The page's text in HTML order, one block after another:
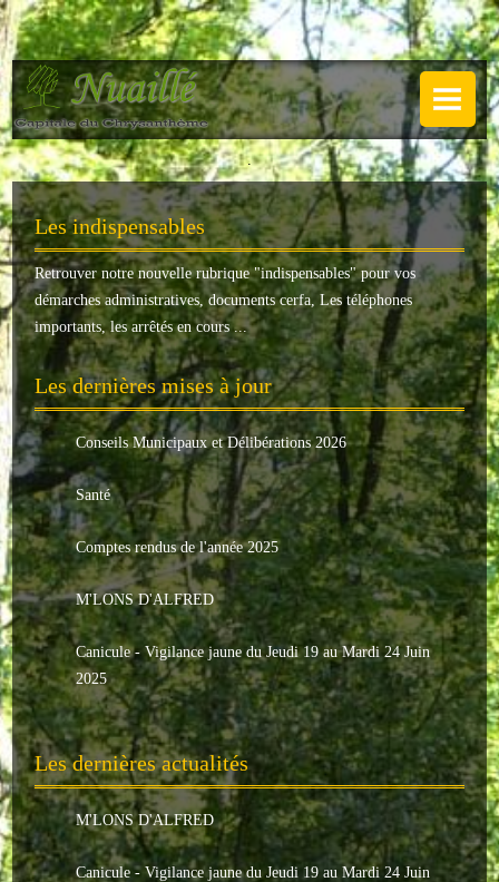
NUAILLÉ
Plan de Nuaillé
Sentiers pédestres
Guide annuel
Histoire
Galerie
LA MAIRIE
Horaires
Agence postale
Le conseil municipal
Les élus
Les commissions
Les comptes rendus
Le personnel communal
L'Echo de Nuaillé
Tarifs et locations
Galeries photos
.
Les indispensables
Retrouver notre nouvelle rubrique "indispensables" pour vos
démarches administratives, documents cerfa, Les téléphones
importants, les arrêtés en cours ...
Les dernières mises à jour
Conseils Municipaux et Délibérations 2026
Santé
Comptes rendus de l'année 2025
M'LONS D'ALFRED
Canicule - Vigilance jaune du Jeudi 19 au Mardi 24 Juin
2025
Les dernières actualités
M'LONS D'ALFRED
Canicule - Vigilance jaune du Jeudi 19 au Mardi 24 Juin